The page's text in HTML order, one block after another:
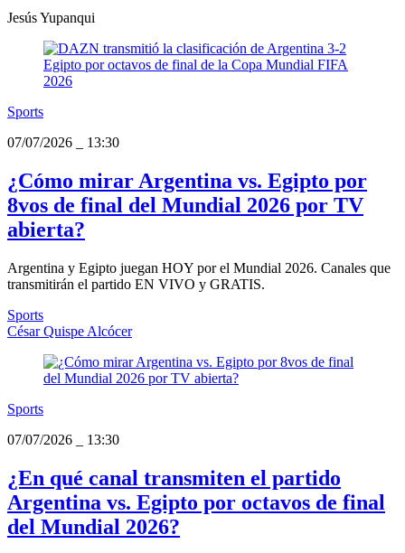
Jesús Yupanqui
Sports
07/07/2026
13:30
¿Cómo mirar Argentina vs. Egipto por
8vos de final del Mundial 2026 por TV
abierta?
Argentina y Egipto juegan HOY por el Mundial 2026. Canales que
transmitirán el partido EN VIVO y GRATIS.
Sports
César Quispe Alcócer
Sports
07/07/2026
13:30
¿En qué canal transmiten el partido
Argentina vs. Egipto por octavos de final
del Mundial 2026?